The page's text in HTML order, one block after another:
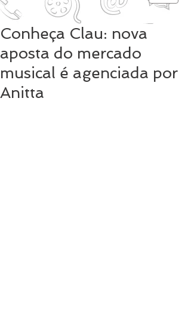
Conheça Clau: nova
aposta do mercado
musical é agenciada por
Anitta